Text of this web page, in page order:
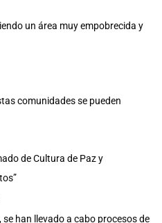
un área muy empobrecida y
comunidades se pueden
de Cultura de Paz y
han llevado a cabo procesos de